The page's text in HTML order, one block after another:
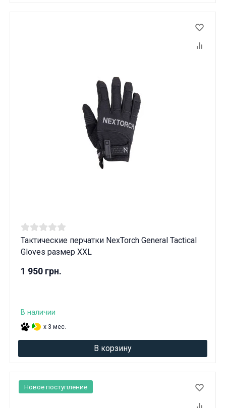
Тактические перчатки NexTorch General Tactical
Gloves размер XXL
1 950 грн.
В наличии
x 3 мес.
В корзину
Новое поступление